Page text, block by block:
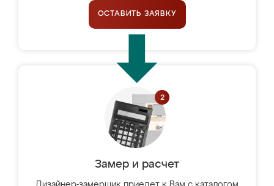
ОСТАВИТЬ ЗАЯВКУ
Замер и расчет